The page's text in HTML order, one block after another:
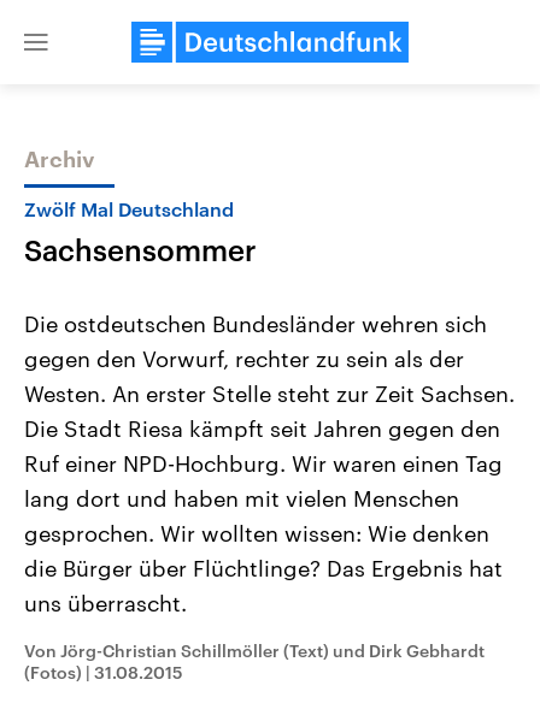
Close
Themen
Landtagswahl Sachsen-Anhalt
2026
Alle Informationen
Sachsen-Anhalt wählt am 6.
September 2026 einen neuen
Landtag. Seit 2021 wird das
Bundesland von einer Koalition aus
Umfragen, Prognosen,
Wahlprogramme, aktuelle Berichte
und Hintergründe zu den Parteien
Wahl.
USA
Aktuelle Beiträge,
Hintergründe
Wirtschaftlich und
gehören die Vereinigten
mit großem Einfluss auf
Sendungen Programm
Audio-Archiv
Archiv
Zwölf Mal Deutschland
Sachsensommer
Die ostdeutschen Bundesländer wehren sich
gegen den Vorwurf, rechter zu sein als der
Westen. An erster Stelle steht zur Zeit Sachsen.
Die Stadt Riesa kämpft seit Jahren gegen den
Ruf einer NPD-Hochburg. Wir waren einen Tag
lang dort und haben mit vielen Menschen
gesprochen. Wir wollten wissen: Wie denken
die Bürger über Flüchtlinge? Das Ergebnis hat
uns überrascht.
Von Jörg-Christian Schillmöller (Text) und Dirk Gebhardt
(Fotos) | 31.08.2015